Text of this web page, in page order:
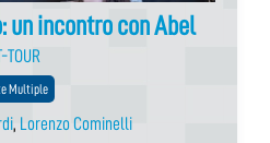
un incontro con Abel
Multiple
, Lorenzo Cominelli